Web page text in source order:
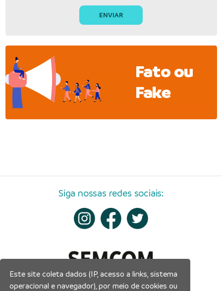
Fato ou
Fake
Siga nossas redes sociais:
Este site coleta dados (IP, acesso a links, sistema
operacional e navegador), por meio de cookies ou